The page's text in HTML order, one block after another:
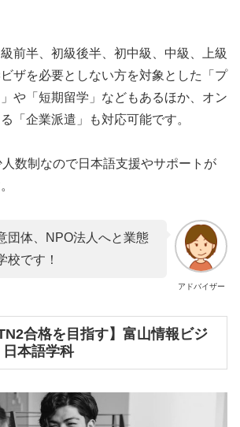
前半、初級後半、初中級、中級、上級
ザを必要としない方を対象とした「プ
や「短期留学」などもあるほか、オン
「企業派遣」も対応可能です。
数制なので日本語支援やサポートが
アドバイザー
団体、NPO法人へと業態
校です！
合格を目指す】富山情報ビジ
本語学科